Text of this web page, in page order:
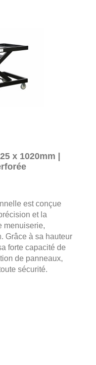
x 1020mm |
est conçue
et la
menuiserie,
Grâce à sa hauteur
forte capacité de
de panneaux,
sécurité.